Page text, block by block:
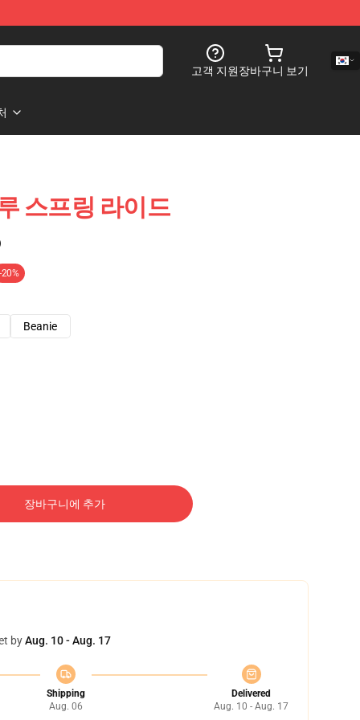
고객 지원장바구니 보기
스프링 라이드
-20%
Beanie
장바구니에 추가
byAug. 10 - Aug. 17
Shipping
Aug. 06
Delivered
Aug. 10 - Aug. 17